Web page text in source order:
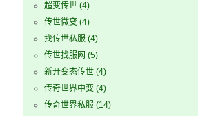
超变传世 (4)
传世微变 (4)
找传世私服 (4)
传世找服网 (5)
新开变态传世 (4)
传奇世界中变 (4)
传奇世界私服 (14)